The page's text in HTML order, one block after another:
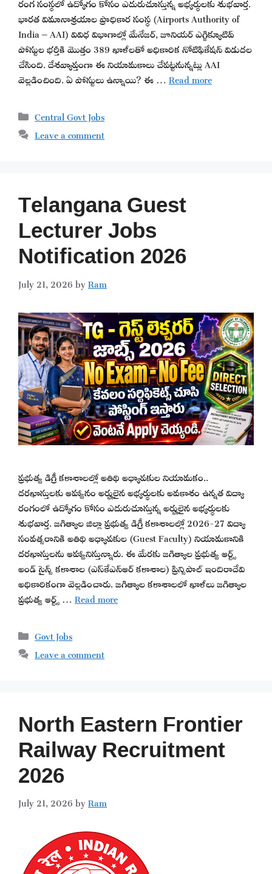
భారత విమానాశ్రయాల ప్రాధికార సంస్థ (Airports Authority of
India – AAI) వివిధ విభాగాల్లో మేనేజర్, జూనియర్ ఎగ్జిక్యూటివ్
పోస్టుల భర్తీకి మొత్తం 389 ఖాళీలతో అధికారిక నోటిఫికేషన్ విడుదల
చేసింది. దేశవ్యాప్తంగా ఈ నియామకాలు చేపట్టనున్నట్లు AAI
వెల్లడించింది. ఏ పోస్టులు ఉన్నాయి? ఈ …Read more
Categories
Central Govt Jobs
Leave a comment
Telangana Guest
Lecturer Jobs
Notification 2026
July 21, 2026byRam
ప్రభుత్వ డిగ్రీ కళాశాలల్లో అతిథి అధ్యాపకుల నియామకం..
దరఖాస్తులకు ఆహ్వానం అర్హులైన అభ్యర్థులకు అవకాశం ఉన్నత విద్యా
రంగంలో ఉద్యోగం కోసం ఎదురుచూస్తున్న అర్హులైన అభ్యర్థులకు
శుభవార్త. జగిత్యాల జిల్లా ప్రభుత్వ డిగ్రీ కళాశాలల్లో 2026-27 విద్యా
సంవత్సరానికి అతిథి అధ్యాపకుల (Guest Faculty) నియామకానికి
దరఖాస్తులను ఆహ్వానిస్తున్నారు. ఈ మేరకు జగిత్యాల ప్రభుత్వ ఆర్ట్స్
అండ్ సైన్స్ కళాశాల (ఎస్‌కేఎన్‌ఆర్ కళాశాల) ప్రిన్సిపాల్ ఇందిరాదేవి
అధికారికంగా వెల్లడించారు. జగిత్యాల కళాశాలలో ఖాళీలు జగిత్యాల
ప్రభుత్వ ఆర్ట్స్ …Read more
Categories
Govt Jobs
Leave a comment
North Eastern Frontier
Railway Recruitment
2026
July 21, 2026byRam